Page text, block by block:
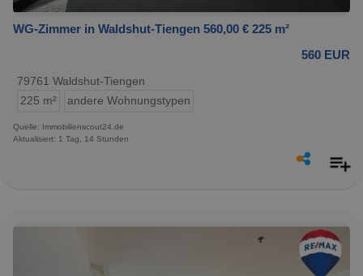
WG-Zimmer in Waldshut-Tiengen 560,00 € 225 m²
560 EUR
79761 Waldshut-Tiengen
225 m²
andere Wohnungstypen
Quelle: Immobilienscout24.de
Aktualisiert: 1 Tag, 14 Stunden